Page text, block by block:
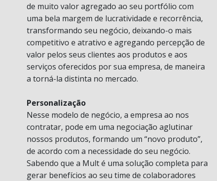
de muito valor agregado ao seu portfólio com
uma bela margem de lucratividade e recorrência,
transformando seu negócio, deixando-o mais
competitivo e atrativo e agregando percepção de
valor pelos seus clientes aos produtos e aos
serviços oferecidos por sua empresa, de maneira
a torná-la distinta no mercado.
Personalização
Nesse modelo de negócio, a empresa ao nos
contratar, pode em uma negociação aglutinar
nossos produtos, formando um “novo produto”,
de acordo com a necessidade do seu negócio.
Sabendo que a Mult é uma solução completa para
gerar benefícios ao seu time de colaboradores